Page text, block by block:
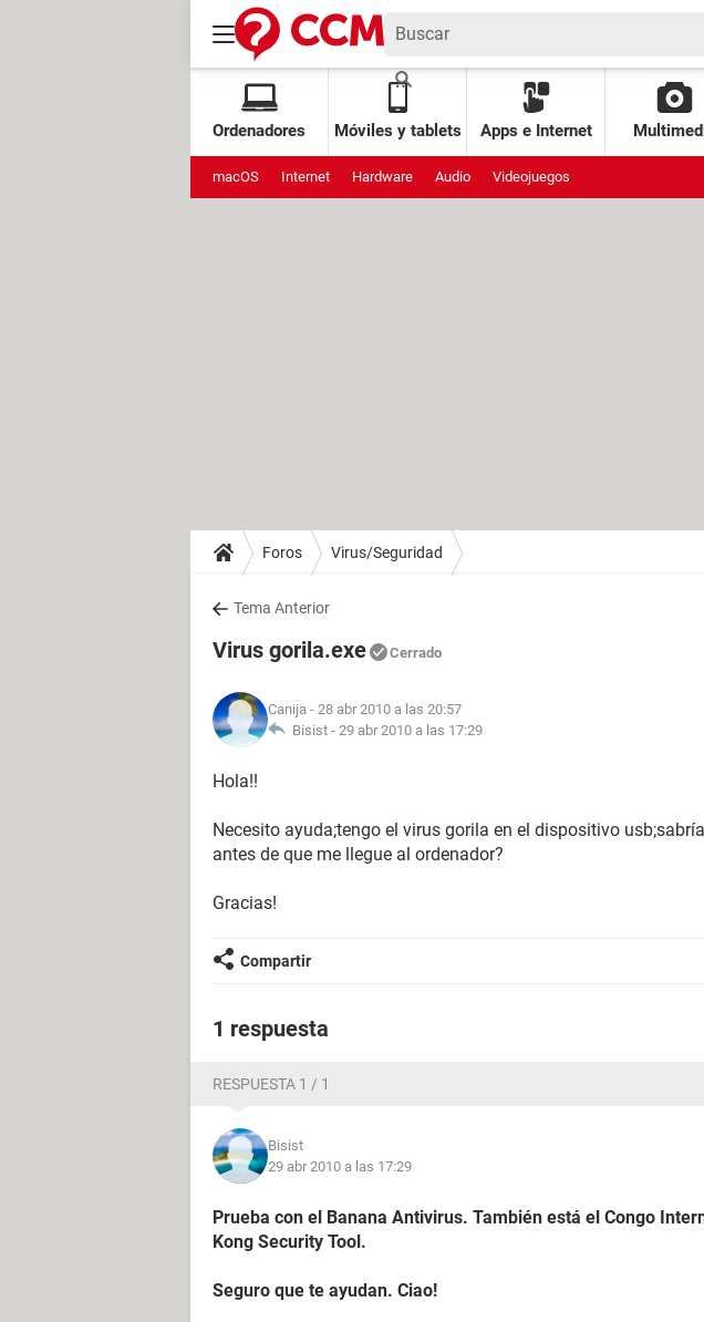
Ordenadores Móviles y tablets Apps e Internet
macOS Internet Hardware Audio Videojuegos
Foros Virus/Seguridad
Tema Anterior
Virus gorila.exe Cerrado
Canija - 28 abr 2010 a las 20:57
Bisist - 29 abr 2010 a las 17:29
Hola!!
Necesito ayuda;tengo el virus gorila en el dispositivo
antes de que me llegue al ordenador?
Gracias!
Compartir
1 respuesta
RESPUESTA 1 / 1
Bisist
29 abr 2010 a las 17:29
Prueba con el Banana Antivirus. También está el Congo
Kong Security Tool.
Seguro que te ayudan. Ciao!